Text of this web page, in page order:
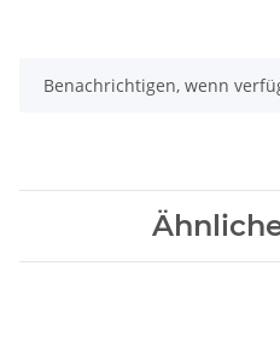
Benachrichtigen, wenn